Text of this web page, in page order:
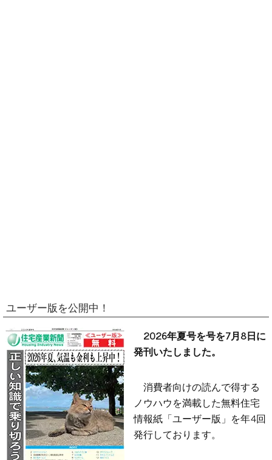
ユーザー版を公開中！
2026年夏号を号を7月8日に
発刊いたしました。
消費者向けの読んで得する
ノウハウを満載した無料住宅
情報紙「ユーザー版」を年4回
発行しております。